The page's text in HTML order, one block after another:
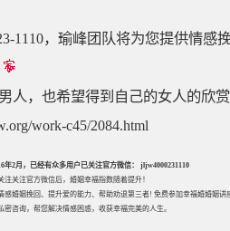
1110，瑜峰团队将为您提供情
人，也希望得到自己的女人的欣赏
work-c45/2084.html
年2月，已经有众多用户已关注官方微信： jljw4000231110
注关注官方微信后，婚姻幸福指数随着提升！
感婚姻挽回 、提升爱的能力、帮助劝退第三者! 免费参加幸福婚婚姻讲
密咨询，帮您解决情感困惑，收获幸福完美的人生。